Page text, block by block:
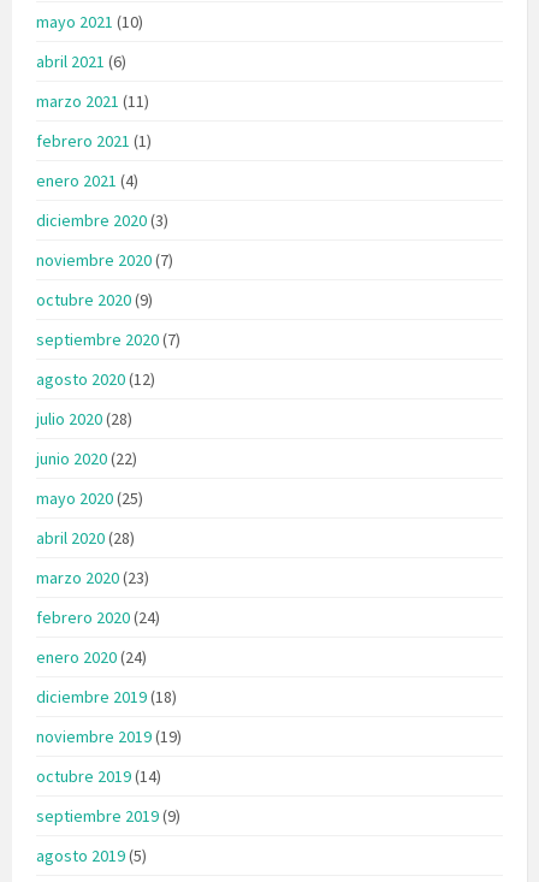
mayo 2021 (10)
abril 2021 (6)
marzo 2021 (11)
febrero 2021 (1)
enero 2021 (4)
diciembre 2020(3)
noviembre 2020(7)
octubre 2020(9)
septiembre 2020(7)
agosto 2020(12)
julio 2020(28)
junio 2020(22)
mayo 2020(25)
abril 2020(28)
marzo 2020(23)
febrero 2020(24)
enero 2020(24)
diciembre 2019(18)
noviembre 2019(19)
octubre 2019(14)
septiembre 2019(9)
agosto 2019(5)